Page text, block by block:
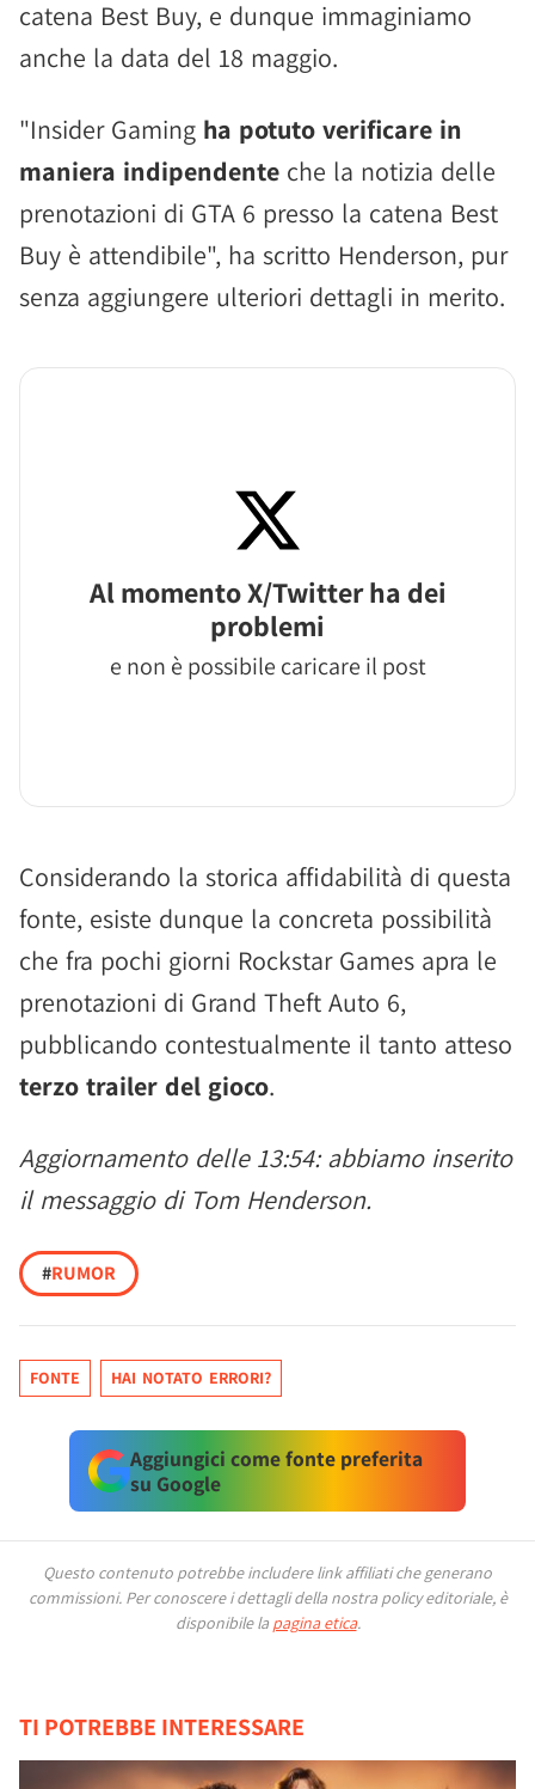
catena Best Buy, e dunque immaginiamo
anche la data del 18 maggio.
"Insider Gaming ha potuto verificare in
maniera indipendente che la notizia delle
prenotazioni di GTA 6 presso la catena Best
Buy è attendibile", ha scritto Henderson, pur
senza aggiungere ulteriori dettagli in merito.
Al momento X/Twitter ha dei
problemi
e non è possibile caricare il post
Considerando la storica affidabilità di questa
fonte, esiste dunque la concreta possibilità
che fra pochi giorni Rockstar Games apra le
prenotazioni di Grand Theft Auto 6,
pubblicando contestualmente il tanto atteso
terzo trailer del gioco.
Aggiornamento delle 13:54: abbiamo inserito
il messaggio di Tom Henderson.
#RUMOR
FONTE HAI NOTATO ERRORI?
Aggiungici come fonte preferita
su Google
Questo contenuto potrebbe includere link affiliati che generano
commissioni. Per conoscere i dettagli della nostra policy editoriale, è
disponibile la pagina etica.
TI POTREBBE INTERESSARE